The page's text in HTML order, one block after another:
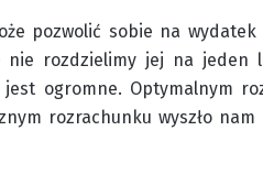
pozwolić sobie na wydatek
nie rozdzielimy jej na jeden
ogromne. Optymalnym
rozrachunku wyszło nam